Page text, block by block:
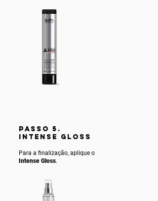
PASSO 5.
INTENSE gLOSS
Para a finalização, aplique o
Intense Gloss.